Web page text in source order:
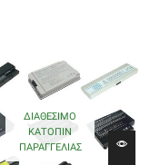
ΔΙΑΘΈΣΙΜΟ
ΚΑΤΌΠΙΝ
ΠΑΡΑΓΓΕΛΊΑΣ